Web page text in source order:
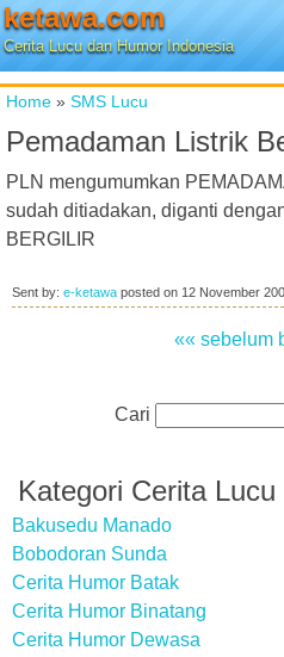
ketawa.com
Cerita Lucu dan Humor Indonesia
Home » SMS Lucu
Pemadaman Listrik
PLN mengumumkan
sudah ditiadakan, diganti
BERGILIR
Sent by: e-ketawa posted on 12 November
«« sebelum
Cari
Kategori Cerita Lucu
Bakusedu Manado
Bobodoran Sunda
Cerita Humor Batak
Cerita Humor Binatang
Cerita Humor Dewasa